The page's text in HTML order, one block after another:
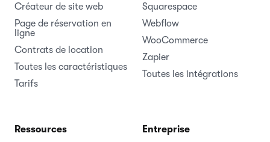
Créateur de site web
Page de réservation en
ligne
Contrats de location
Toutes les caractéristiques
Tarifs
Squarespace
Webflow
WooCommerce
Zapier
Toutes les intégrations
Ressources
Entreprise